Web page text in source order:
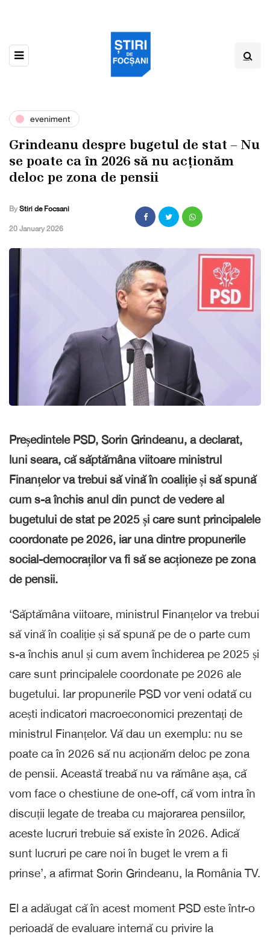
eveniment
Grindeanu despre bugetul de stat – Nu
se poate ca în 2026 să nu acționăm
deloc pe zona de pensii
By Stiri de Focsani
,20 January 2026
Președintele PSD, Sorin Grindeanu, a declarat,
luni seara, că săptămâna viitoare ministrul
Finanțelor va trebui să vină în coaliție și să spună
cum s-a închis anul din punct de vedere al
bugetului de stat pe 2025 și care sunt principalele
coordonate pe 2026, iar una dintre propunerile
social-democraților va fi să se acționeze pe zona
de pensii.
‘Săptămâna viitoare, ministrul Finanțelor va trebui
să vină în coaliție și să spună pe de o parte cum
s-a închis anul și cum avem închiderea pe 2025 și
care sunt principalele coordonate pe 2026 ale
bugetului. Iar propunerile PSD vor veni odată cu
acești indicatori macroeconomici prezentați de
ministrul Finanțelor. Vă dau un exemplu: nu se
poate ca în 2026 să nu acționăm deloc pe zona
de pensii. Această treabă nu va rămâne așa, că
vom face o chestiune de one-off, că vom intra în
discuții legate de treaba cu majorarea pensiilor,
aceste lucruri trebuie să existe în 2026. Adică
sunt lucruri pe care noi în buget le vrem a fi
prinse’, a afirmat Sorin Grindeanu, la România TV.
El a adăugat că în acest moment PSD este într-o
perioadă de evaluare internă cu privire la